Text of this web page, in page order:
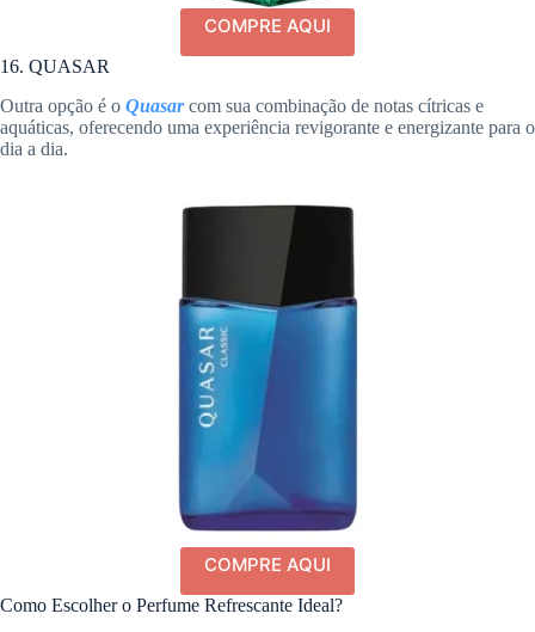
COMPRE AQUI
16. QUASAR
Outra opção é o Quasarcom sua combinação de notas cítricas e
aquáticas, oferecendo uma experiência revigorante e energizante para o
dia a dia.
COMPRE AQUI
Como Escolher o Perfume Refrescante Ideal?